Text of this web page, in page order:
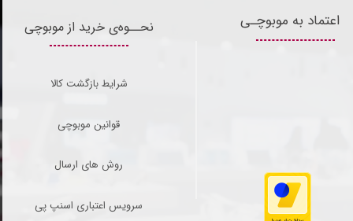
نحــوه‌ی خرید از موبوچی
شرایط بازگشت کالا
قوانین موبوچی
روش های ارسال
سرویس اعتباری اسنپ پی
اعتماد به موبوچـی